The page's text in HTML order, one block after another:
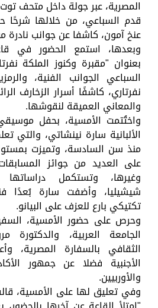
المصرية، عبر جولة داخل متحف توت
قدم السباعي، من خلالها شرحًا
عنخ آمون، كاشفا عن جوانب نادرة
وبعدها، استمع الحضور في
بعنوان "مقبرة وكنوز الملكة
السباعي الجوانب الفنية،
نفرتاري، كاشفًا أسرار الزخارف
والمعاني العميقة لنقوشها.
واختُتمت الأمسية، بحفل
الألبانية سارة نينشاتي، والتي
منذ سن السادسة، وتميزت
على العديد من جوائز
وغيرها، وتستكمل دراساتها
شيشيليا، وأضفت سارة بُعدًا
تكتيكي بارع للعزف على البيانو.
وحرص على حضور الأمسية،
الجامعة العربية،
الثقافي بالسفارة المصرية،
الأجنبية فضلا عن جمهور
والأوربيين.
وفي تعليق لها على الأمسية،